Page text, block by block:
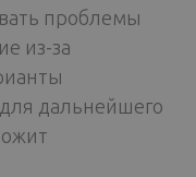
проблемы
из-за
дальнейшего